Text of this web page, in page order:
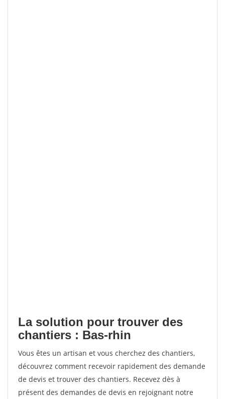
La solution pour trouver des
chantiers : Bas-rhin
Vous êtes un artisan et vous cherchez des chantiers,
découvrez comment recevoir rapidement des demande
de devis et trouver des chantiers. Recevez dès à
présent des demandes de devis en rejoignant notre